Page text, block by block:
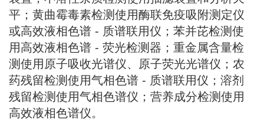
平；黄曲霉毒素检测使用酶联免疫吸附测定仪
或高效液相色谱 - 质谱联用仪；苯并芘检测使
用高效液相色谱 - 荧光检测器；重金属含量检
测使用原子吸收光谱仪、原子荧光光谱仪；农
药残留检测使用气相色谱 - 质谱联用仪；溶剂
残留检测使用气相色谱仪；营养成分检测使用
高效液相色谱仪。